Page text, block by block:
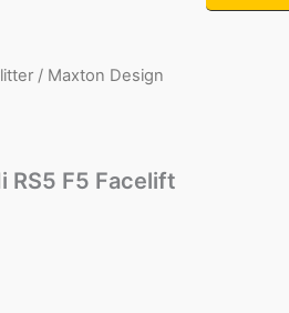
/ Maxton Design
RS5 F5 Facelift